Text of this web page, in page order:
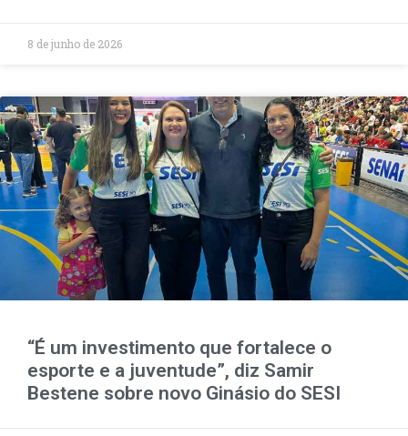
8 de junho de 2026
“É um investimento que fortalece o
esporte e a juventude”, diz Samir
Bestene sobre novo Ginásio do SESI